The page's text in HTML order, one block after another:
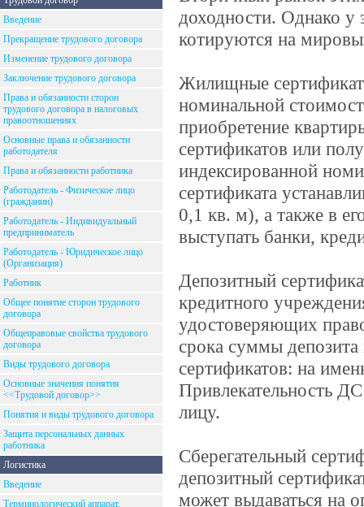
Введение
Прекращение трудового договора
Изменение трудового договора
Заключение трудового договора
Права и обязанности сторон
трудового договора в налоговых
правоотношениях
Основные права и обязанности
работодателя
Права и обязанности работника
Работодатель - Физическое лицо
(гражданин)
Работодатель - Индивидуальный
предприниматель
Работодатель - Юридическое лицо
(Организация)
Работник
Общее понятие сторон трудового
договора
Общеправовые свойства трудового
договора
Виды трудового договора
Основные значения понятия
<<Трудовой договор>>
Понятия и виды трудового договора
Защита персональных данных
работника
Логистика
Введение
Терминологический аппарат,
доходности. Однако у
котируются на
Жилищные
номинальной
приобретение
сертификатов или
индексированной
сертификата
0,1 кв. м), а также в
выступать банки,
Депозитный
кредитного
удостоверяющих
срока суммы
сертификатов: на
Привлекательность
лицу.
Сберегательный
депозитный
может выдаваться на